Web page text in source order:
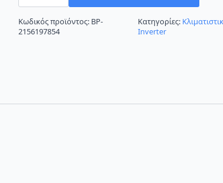
LN25VG-
WP
Κλιματιστικό
Wi-
Κωδικός προϊόντος: BP-
2156197854
Κατηγορίες:
Inverter